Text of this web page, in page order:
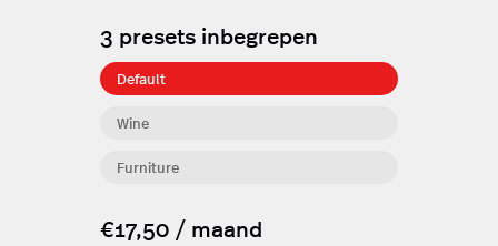
3 presets inbegrepen
Wine
Furniture
Default
€17,50 / maand